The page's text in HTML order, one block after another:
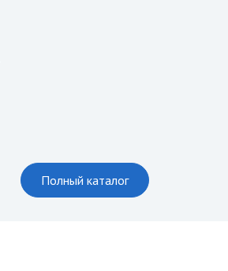
Полный каталог